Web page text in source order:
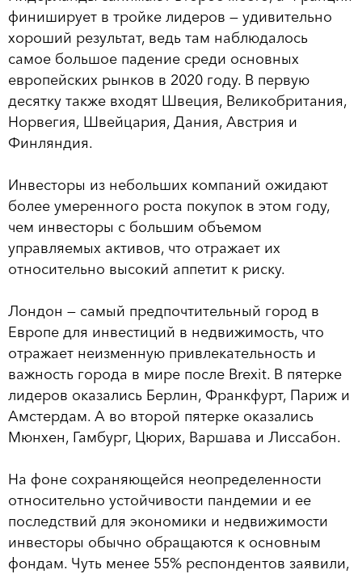
финиширует в тройке лидеров — удивительно
хороший результат, ведь там наблюдалось
самое большое падение среди основных
европейских рынков в 2020 году. В первую
десятку также входят Швеция, Великобритания,
Норвегия, Швейцария, Дания, Австрия и
Финляндия.
Инвесторы из небольших компаний ожидают
более умеренного роста покупок в этом году,
чем инвесторы с большим объемом
управляемых активов, что отражает их
относительно высокий аппетит к риску.
Лондон — самый предпочтительный город в
Европе для инвестиций в недвижимость, что
отражает неизменную привлекательность и
важность города в мире после Brexit. В пятерке
лидеров оказались Берлин, Франкфурт, Париж и
Амстердам. А во второй пятерке оказались
Мюнхен, Гамбург, Цюрих, Варшава и Лиссабон.
На фоне сохраняющейся неопределенности
относительно устойчивости пандемии и ее
последствий для экономики и недвижимости
инвесторы обычно обращаются к основным
фондам. Чуть менее 55% респондентов заявили,